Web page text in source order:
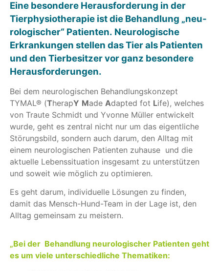
Eine beson­dere Her­aus­for­de­rung in der
Tier­phy­sio­the­ra­pie ist die Behand­lung „neu­
ro­lo­gi­scher“ Pati­en­ten. Neu­ro­lo­gi­sche
Erkran­kun­gen stel­len das Tier als Pati­en­ten
und den Tier­be­sit­zer vor ganz beson­dere
Her­aus­for­de­run­gen.
Bei dem neu­ro­lo­gi­schen Behand­lungs­kon­zept
TYMAL® (TherapY Made Adapted fot Life), wel­ches
von Traute Schmidt und Yvonne Mül­ler ent­wi­ckelt
wurde, geht es zen­tral nicht nur um das eigent­li­che
Stö­rungs­bild, son­dern auch darum, den All­tag mit
einem neu­ro­lo­gi­schen Pati­en­ten zuhause und die
aktu­elle Lebens­si­tua­tion ins­ge­samt zu unter­stüt­zen
und soweit wie mög­lich zu opti­mie­ren.
Es geht darum, indi­vi­du­elle Lösun­gen zu fin­den,
damit das Mensch-Hund-Team in der Lage ist, den
All­tag gemein­sam zu meis­tern.
„Bei der Behand­lung neu­ro­lo­gi­scher Pati­en­ten geht
es um viele unter­schied­li­che The­ma­ti­ken: